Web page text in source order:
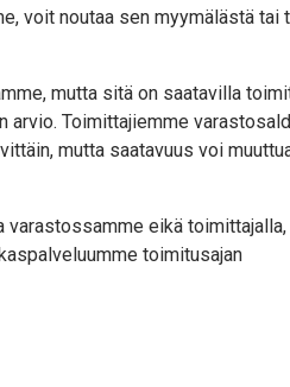
voit noutaa sen myymälästä tai
mutta sitä on saatavilla
arvio. Toimittajiemme
mutta saatavuus voi
eikä toimittajalla,
toimitusajan